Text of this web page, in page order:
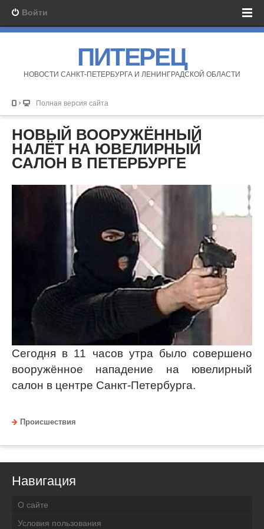
Войти
ПИТЕРЕЦ
НОВОСТИ САНКТ-ПЕТЕРБУРГА И ЛЕНИНГРАДСКОЙ ОБЛАСТИ
Полная версия сайта
НОВЫЙ ВООРУЖЁННЫЙ
НАЛЁТ НА ЮВЕЛИРНЫЙ
САЛОН В ПЕТЕРБУРГЕ
Сегодня в 11 часов утра было совершено
вооружённое нападение на ювелирный
салон в центре Санкт-Петербурга.
Происшествия
Навигация
О сайте
Условия пользования